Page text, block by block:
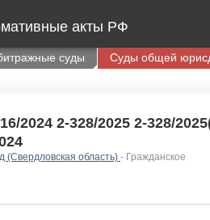
акты РФ
суды Суды общей
2024 2-328/2025 2-328/
(Свердловская область) - Гражданское